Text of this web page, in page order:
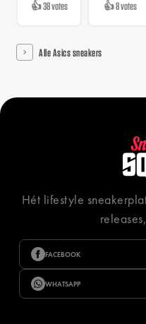
👍 38 votes 👍 8 votes
Alle Asics sneakers
Hét lifestyle
FACEBOOK
WHATSAPP